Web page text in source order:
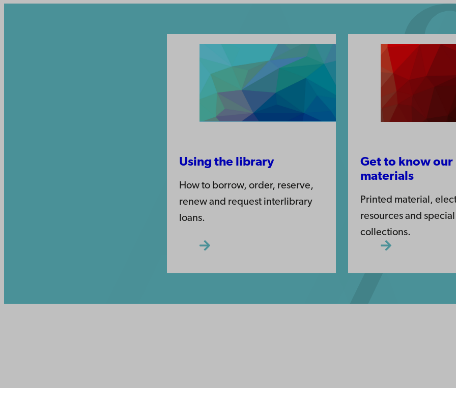
Using the library
How to borrow, order, reserve,
renew and request interlibrary
loans.
Get to know our
materials
Printed material,
resources and special
collections.